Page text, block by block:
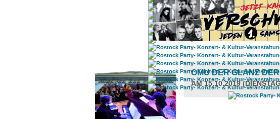
ROSTOCK TAGESTIPP
OMU DER GLANZ
AM 15.10.2019